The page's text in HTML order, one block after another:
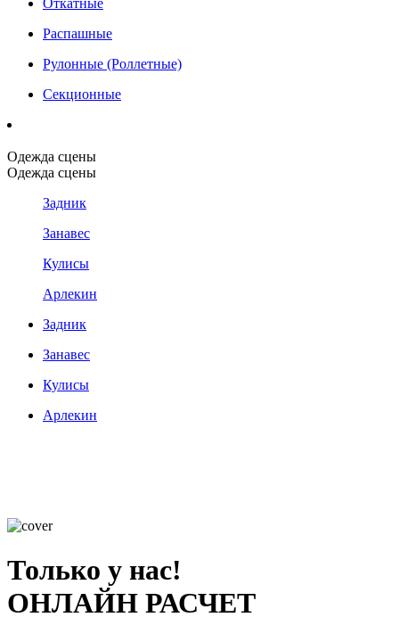
Откатные
Распашные
Рулонные (Роллетные)
Секционные
Одежда сцены
Одежда сцены
Задник
Занавес
Кулисы
Арлекин
Задник
Занавес
Кулисы
Арлекин
Только у нас!
ОНЛАЙН РАСЧЕТ